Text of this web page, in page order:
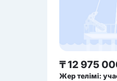
₸ 12 975
Жер телімі: